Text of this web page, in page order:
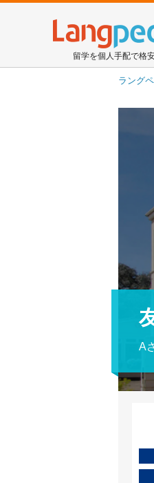
留学を個人手配で格安
ラング
A